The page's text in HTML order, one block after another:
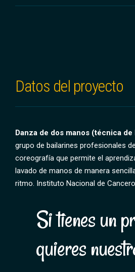
Datos del proyecto
Danza de dos manos (técnica de
grupo de bailarines profesionales
coreografía que permite el
lavado de manos de manera
ritmo. Instituto Nacional de
Si tienes un
quieres